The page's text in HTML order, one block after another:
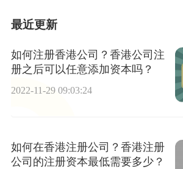
最近更新
如何注册香港公司？香港公司注
册之后可以任意添加资本吗？
2022-11-29 09:03:24
如何在香港注册公司？香港注册
公司的注册资本最低需要多少？